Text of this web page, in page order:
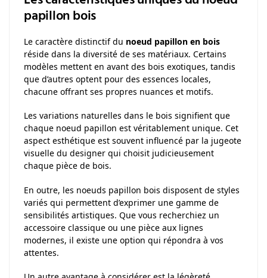
papillon bois
Le caractère distinctif du noeud papillon en bois
réside dans la diversité de ses matériaux. Certains
modèles mettent en avant des bois exotiques, tandis
que d’autres optent pour des essences locales,
chacune offrant ses propres nuances et motifs.
Les variations naturelles dans le bois signifient que
chaque noeud papillon est véritablement unique. Cet
aspect esthétique est souvent influencé par la jugeote
visuelle du designer qui choisit judicieusement
chaque pièce de bois.
En outre, les noeuds papillon bois disposent de styles
variés qui permettent d’exprimer une gamme de
sensibilités artistiques. Que vous recherchiez un
accessoire classique ou une pièce aux lignes
modernes, il existe une option qui répondra à vos
attentes.